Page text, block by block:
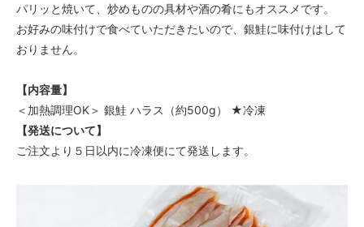
パリッと焼いて、炒めものの具材や酒の肴にもオススメです。
お好みの味付けで食べていただきたいので、銀鮭に味付けはして
おりません。
【内容量】
＜加熱調理OK＞ 銀鮭 ハラス（約500g） ★冷凍
【発送について】
ご注文より５日以内に冷凍便にて発送します。